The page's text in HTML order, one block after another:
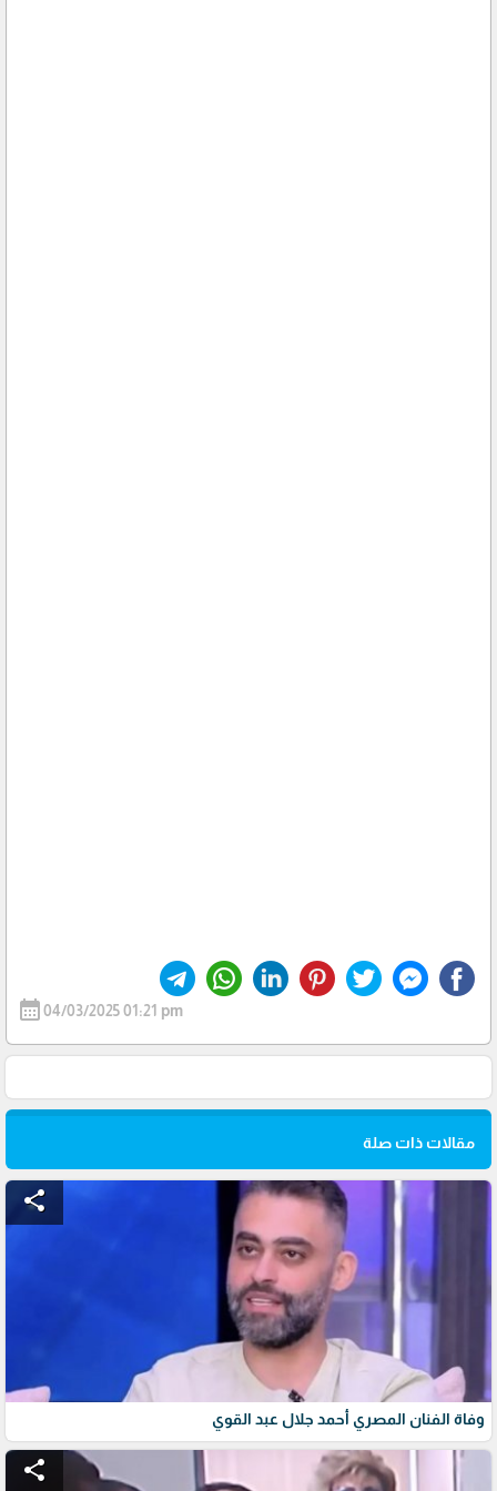
calendar_month04/03/2025 01:21 pm
مقالات ذات صلة
share
وفاة الفنان المصري أحمد جلال عبد القوي
share